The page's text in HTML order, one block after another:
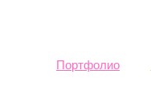
Портфолио